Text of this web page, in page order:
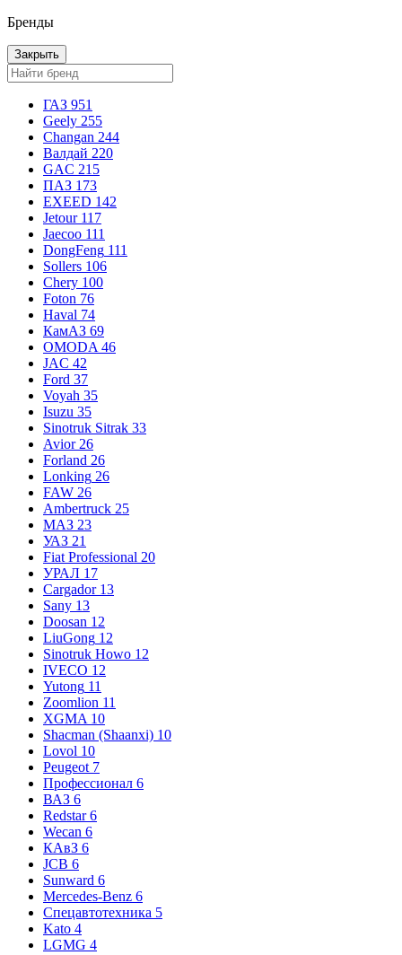
Бренды
Закрыть
ГАЗ 951
Geely 255
Changan 244
Валдай 220
GAC 215
ПАЗ 173
EXEED 142
Jetour 117
Jaecoo 111
DongFeng 111
Sollers 106
Chery 100
Foton 76
Haval 74
КамАЗ 69
OMODA 46
JAC 42
Ford 37
Voyah 35
Isuzu 35
Sinotruk Sitrak 33
Avior 26
Forland 26
Lonking 26
FAW 26
Ambertruck 25
МАЗ 23
УАЗ 21
Fiat Professional 20
УРАЛ 17
Cargador 13
Sany 13
Doosan 12
LiuGong 12
Sinotruk Howo 12
IVECO 12
Yutong 11
Zoomlion 11
XGMA 10
Shacman (Shaanxi) 10
Lovol 10
Peugeot 7
Профессионал 6
ВАЗ 6
Redstar 6
Wecan 6
КАвЗ 6
JCB 6
Sunward 6
Mercedes-Benz 6
Спецавтотехника 5
Kato 4
LGMG 4